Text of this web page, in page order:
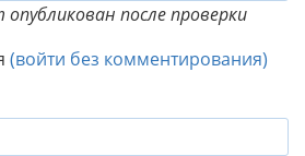
после проверки
(войти без комментирования)